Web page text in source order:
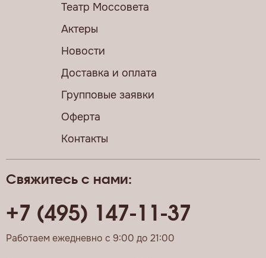
Свяжитесь с нами:
+7 (495) 147-11-37
Работаем ежедневно с 9:00 до 21:00
Театр Моссовета
Актеры
Новости
Доставка и оплата
Групповые заявки
Оферта
Контакты